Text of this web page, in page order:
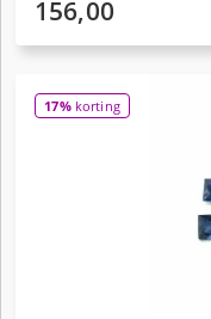
Oorspronkelijke
156,00
is:
€156,00.
17%korting